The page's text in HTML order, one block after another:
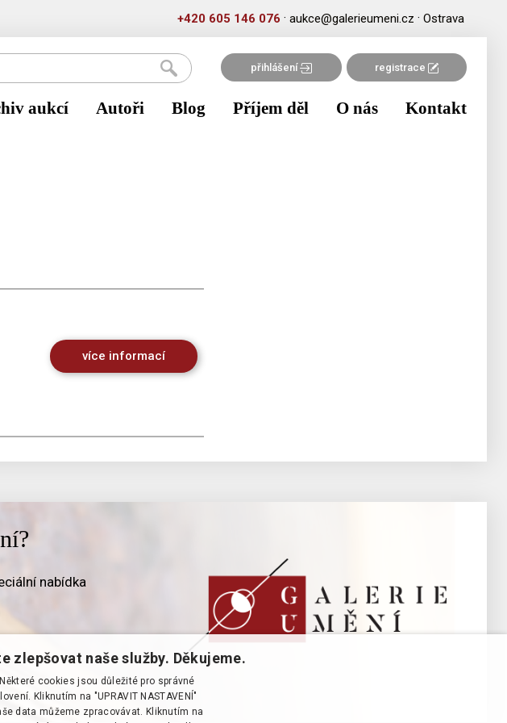
+420 605 146 076 · aukce@galerieumeni.cz · Ostrava
přihlášení registrace
aukcí Autoři Blog Příjem děl O nás Kontakt
více informací
nabídka
zlepšovat naše služby. Děkujeme.
cookies jsou důležité pro správné
Kliknutím na "UPRAVIT NASTAVENÍ"
data můžeme zpracovávat. Kliknutím na